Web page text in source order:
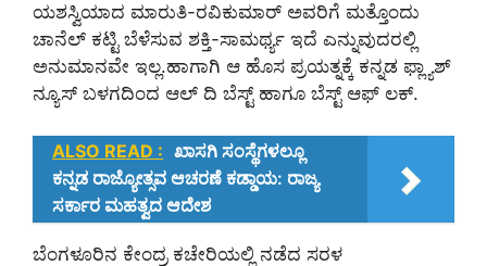
ಯಶಸ್ವಿಯಾದ ಮಾರುತಿ-ರವಿಕುಮಾರ್‌ ಅವರಿಗೆ ಮತ್ತೊಂದು
ಚಾನೆಲ್‌ ಕಟ್ಟಿ ಬೆಳೆಸುವ ಶಕ್ತಿ-ಸಾಮರ್ಥ್ಯ ಇದೆ ಎನ್ನುವುದರಲ್ಲಿ
ಅನುಮಾನವೇ ಇಲ್ಲ.ಹಾಗಾಗಿ ಆ ಹೊಸ ಪ್ರಯತ್ನಕ್ಕೆ ಕನ್ನಡ ಫ್ಲ್ಯಾಶ್‌
ನ್ಯೂಸ್‌ ಬಳಗದಿಂದ ಆಲ್‌ ದಿ ಬೆಸ್ಟ್ ಹಾಗೂ ಬೆಸ್ಟ್‌ ಆಫ್‌ ಲಕ್.
ALSO READ : ಖಾಸಗಿ ಸಂಸ್ಥೆಗಳಲ್ಲೂ
ಕನ್ನಡ ರಾಜ್ಯೋತ್ಸವ ಆಚರಣೆ ಕಡ್ಡಾಯ: ರಾಜ್ಯ
ಸರ್ಕಾರ ಮಹತ್ವದ ಆದೇಶ
ಬೆಂಗಳೂರಿನ ಕೇಂದ್ರ ಕಚೇರಿಯಲ್ಲಿ ನಡೆದ ಸರಳ